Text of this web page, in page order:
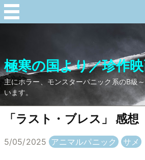
極寒の国より／珍作
主にホラー、モンスターパニック系のB級
います。
「ラスト・ブレス」 感
5/05/2025 アニマルパニック サメ